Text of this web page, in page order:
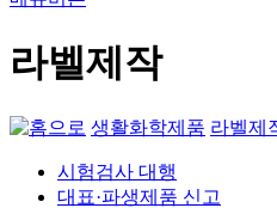
라벨제작
생활화학제품 라벨제
시험검사 대행
대표·파생제품 신고